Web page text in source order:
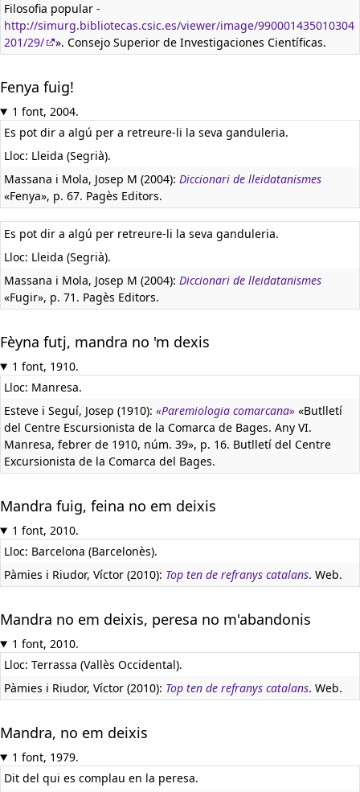
Filosofia popular -
http://simurg.bibliotecas.csic.es/viewer/image/990001435010304
201/29/
». Consejo Superior de Investigaciones Científicas.
Fenya fuig!
1 font, 2004.
Es pot dir a algú per a retreure-li la seva ganduleria.
Lloc: Lleida (Segrià).
Massana i Mola, Josep M (2004): Diccionari de lleidatanismes
«Fenya», p. 67. Pagès Editors.
Es pot dir a algú per retreure-li la seva ganduleria.
Lloc: Lleida (Segrià).
Massana i Mola, Josep M (2004): Diccionari de lleidatanismes
«Fugir», p. 71. Pagès Editors.
Fèyna futj, mandra no 'm dexis
1 font, 1910.
Lloc: Manresa.
Esteve i Seguí, Josep (1910): «Paremiologia comarcana» «Butlletí
del Centre Escursionista de la Comarca de Bages. Any VI.
Manresa, febrer de 1910, núm. 39», p. 16. Butlletí del Centre
Excursionista de la Comarca del Bages.
Mandra fuig, feina no em deixis
1 font, 2010.
Lloc: Barcelona (Barcelonès).
Pàmies i Riudor, Víctor (2010): Top ten de refranys catalans. Web.
Mandra no em deixis, peresa no m'abandonis
1 font, 2010.
Lloc: Terrassa (Vallès Occidental).
Pàmies i Riudor, Víctor (2010): Top ten de refranys catalans. Web.
Mandra, no em deixis
1 font, 1979.
Dit del qui es complau en la peresa.